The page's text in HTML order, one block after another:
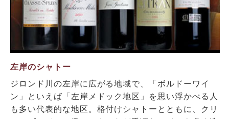
左岸のシャトー
ジロンド川の左岸に広がる地域で、「ボルドーワイ
ン」といえば「左岸メドック地区」を思い浮かべる人
も多い代表的な地区。格付けシャトーとともに、クリ